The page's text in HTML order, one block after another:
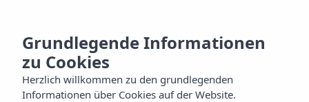
DE
Grundlegende Informationen
zu Cookies
Herzlich willkommen zu den grundlegenden
Informationen über Cookies auf der Website.